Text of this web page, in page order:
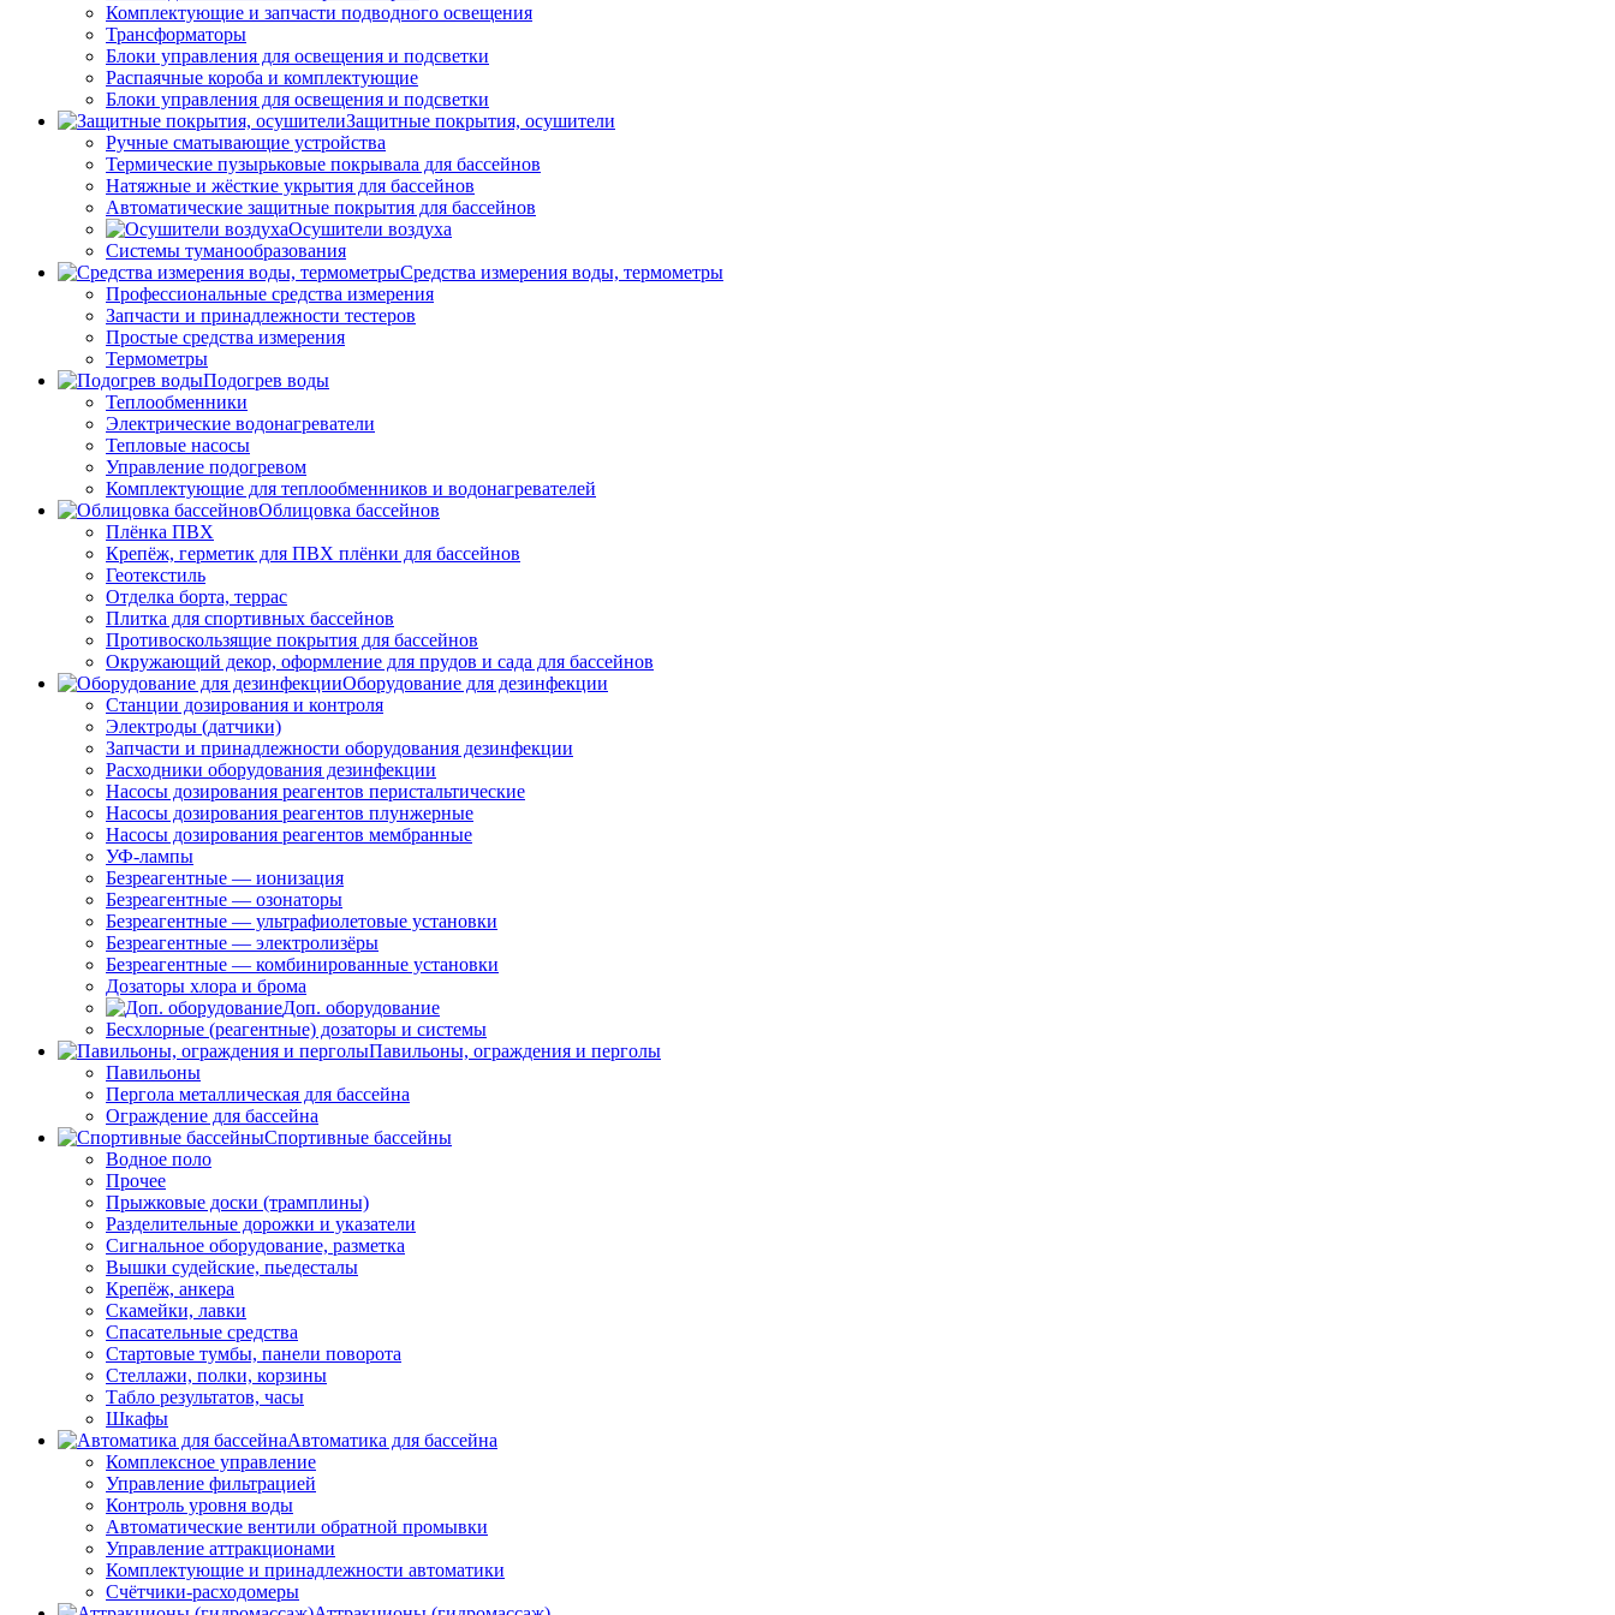
Комплектующие и запчасти подводного освещения
Трансформаторы
Блоки управления для освещения и подсветки
Распаячные короба и комплектующие
Блоки управления для освещения и подсветки
Защитные покрытия, осушители
Ручные сматывающие устройства
Термические пузырьковые покрывала для бассейнов
Натяжные и жёсткие укрытия для бассейнов
Автоматические защитные покрытия для бассейнов
Осушители воздуха
Системы туманообразования
Средства измерения воды, термометры
Профессиональные средства измерения
Запчасти и принадлежности тестеров
Простые средства измерения
Термометры
Подогрев воды
Теплообменники
Электрические водонагреватели
Тепловые насосы
Управление подогревом
Комплектующие для теплообменников и водонагревателей
Облицовка бассейнов
Плёнка ПВХ
Крепёж, герметик для ПВХ плёнки для бассейнов
Геотекстиль
Отделка борта, террас
Плитка для спортивных бассейнов
Противоскользящие покрытия для бассейнов
Окружающий декор, оформление для прудов и сада для бассейнов
Оборудование для дезинфекции
Станции дозирования и контроля
Электроды (датчики)
Запчасти и принадлежности оборудования дезинфекции
Расходники оборудования дезинфекции
Насосы дозирования реагентов перистальтические
Насосы дозирования реагентов плунжерные
Насосы дозирования реагентов мембранные
УФ-лампы
Безреагентные — ионизация
Безреагентные — озонаторы
Безреагентные — ультрафиолетовые установки
Безреагентные — электролизёры
Безреагентные — комбинированные установки
Дозаторы хлора и брома
Доп. оборудование
Бесхлорные (реагентные) дозаторы и системы
Павильоны, ограждения и перголы
Павильоны
Пергола металлическая для бассейна
Ограждение для бассейна
Спортивные бассейны
Водное поло
Прочее
Прыжковые доски (трамплины)
Разделительные дорожки и указатели
Cигнальное оборудование, разметка
Вышки судейские, пьедесталы
Крепёж, анкера
Скамейки, лавки
Спасательные средства
Стартовые тумбы, панели поворота
Стеллажи, полки, корзины
Табло результатов, часы
Шкафы
Автоматика для бассейна
Комплексное управление
Управление фильтрацией
Контроль уровня воды
Автоматические вентили обратной промывки
Управление аттракционами
Комплектующие и принадлежности автоматики
Счётчики-расходомеры